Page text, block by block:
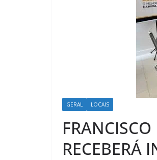
GERAL LOCAIS
RECEBERÁ